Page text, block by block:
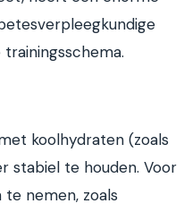
koolhydraten (zoals
stabiel te houden. Voor
nemen, zoals